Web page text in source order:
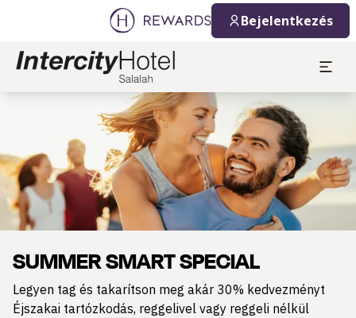
Bejelentkezés
SUMMER SMART SPECIAL
Legyen tag és takarítson meg akár 30% kedvezményt
Éjszakai tartózkodás, reggelivel vagy reggeli nélkül